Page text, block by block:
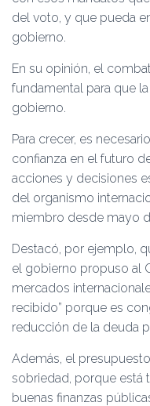
del voto, y que pueda
gobierno.
En su opinión, el
fundamental para que
gobierno.
Para crecer, es
confianza en el futuro
acciones y decisiones
del organismo
miembro desde mayo
Destacó, por ejemplo,
el gobierno propuso al
mercados
recibido” porque es
reducción de la deuda
Además, el
sobriedad, porque está
buenas finanzas